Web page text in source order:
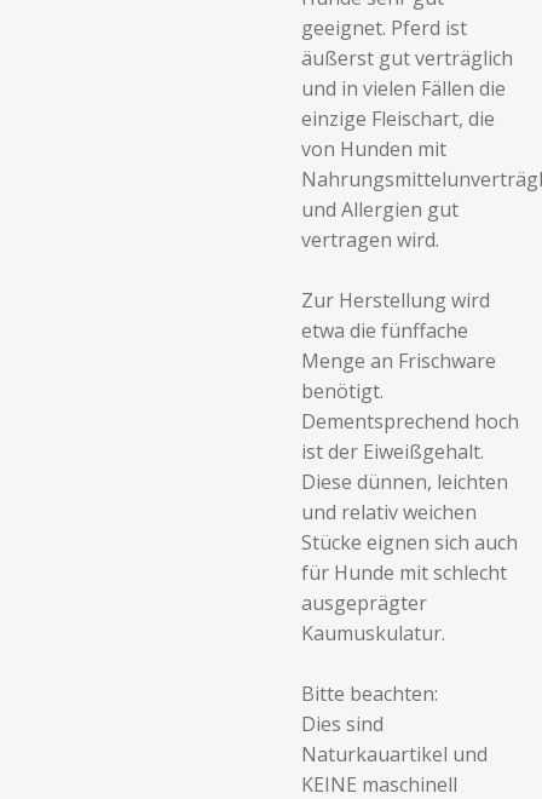
geeignet. Pferd ist
äußerst gut verträglich
und in vielen Fällen die
einzige Fleischart, die
von Hunden mit
und Allergien gut
vertragen wird.
Zur Herstellung wird
etwa die fünffache
Menge an Frischware
benötigt.
Dementsprechend hoch
ist der Eiweißgehalt.
Diese dünnen, leichten
und relativ weichen
Stücke eignen sich auch
für Hunde mit schlecht
ausgeprägter
Kaumuskulatur.
Bitte beachten:
Dies sind
Naturkauartikel und
KEINE maschinell